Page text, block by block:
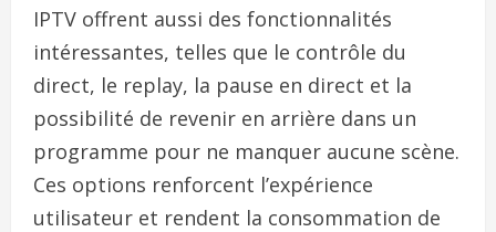
IPTV offrent aussi des fonctionnalités
intéressantes, telles que le contrôle du
direct, le replay, la pause en direct et la
possibilité de revenir en arrière dans un
programme pour ne manquer aucune scène.
Ces options renforcent l’expérience
utilisateur et rendent la consommation de